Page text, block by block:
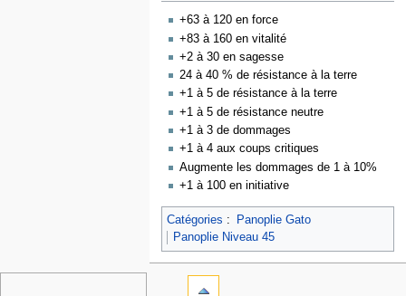
+63 à 120 en force
+83 à 160 en vitalité
+2 à 30 en sagesse
24 à 40 % de résistance à la terre
+1 à 5 de résistance à la terre
+1 à 5 de résistance neutre
+1 à 3 de dommages
+1 à 4 aux coups critiques
Augmente les dommages de 1 à 10%
+1 à 100 en initiative
Catégories :
Panoplie Gato
Panoplie Niveau 45